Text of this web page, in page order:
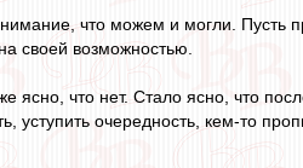
что можем и могли. Пусть
своей возможностью.
ясно, что нет. Стало ясно, что
уступить очередность, кем-то